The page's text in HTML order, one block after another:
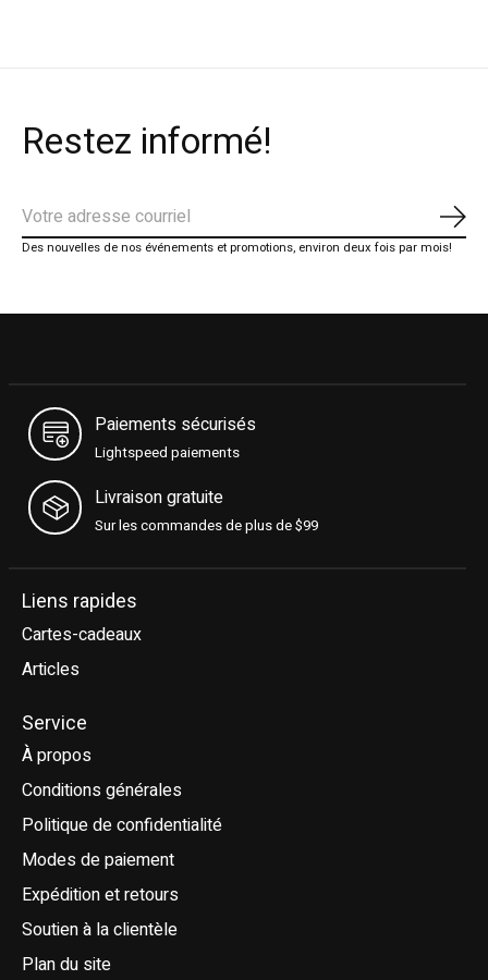
Restez informé!
Des nouvelles de nos événements et promotions, environ deux fois par mois!
Paiements sécurisés
Lightspeed paiements
Livraison gratuite
Sur les commandes de plus de $99
Liens rapides
Cartes-cadeaux
Articles
Service
À propos
Conditions générales
Politique de confidentialité
Modes de paiement
Expédition et retours
Soutien à la clientèle
Plan du site